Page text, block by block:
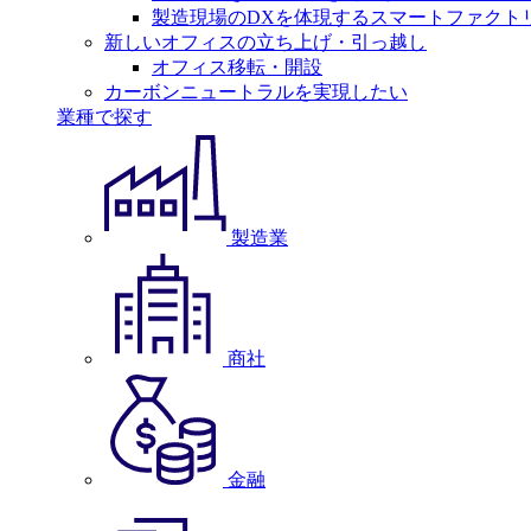
製造現場のDXを体現するスマートファクト
新しいオフィスの立ち上げ・引っ越し
オフィス移転・開設
カーボンニュートラルを実現したい
業種で探す
製造業
商社
金融